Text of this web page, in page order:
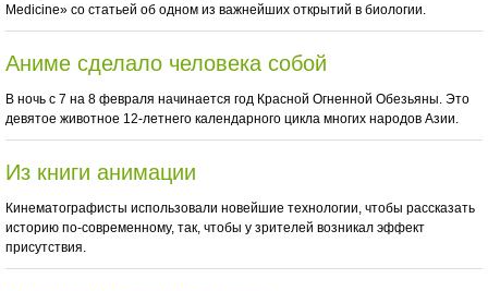
Medicine» со статьей об одном из важнейших открытий в биологии.
Аниме сделало человека собой
В ночь с 7 на 8 февраля начинается год Красной Огненной Обезьяны. Это
девятое животное 12-летнего календарного цикла многих народов Азии.
Из книги анимации
Кинематографисты использовали новейшие технологии, чтобы рассказать
историю по-современному, так, чтобы у зрителей возникал эффект
присутствия.